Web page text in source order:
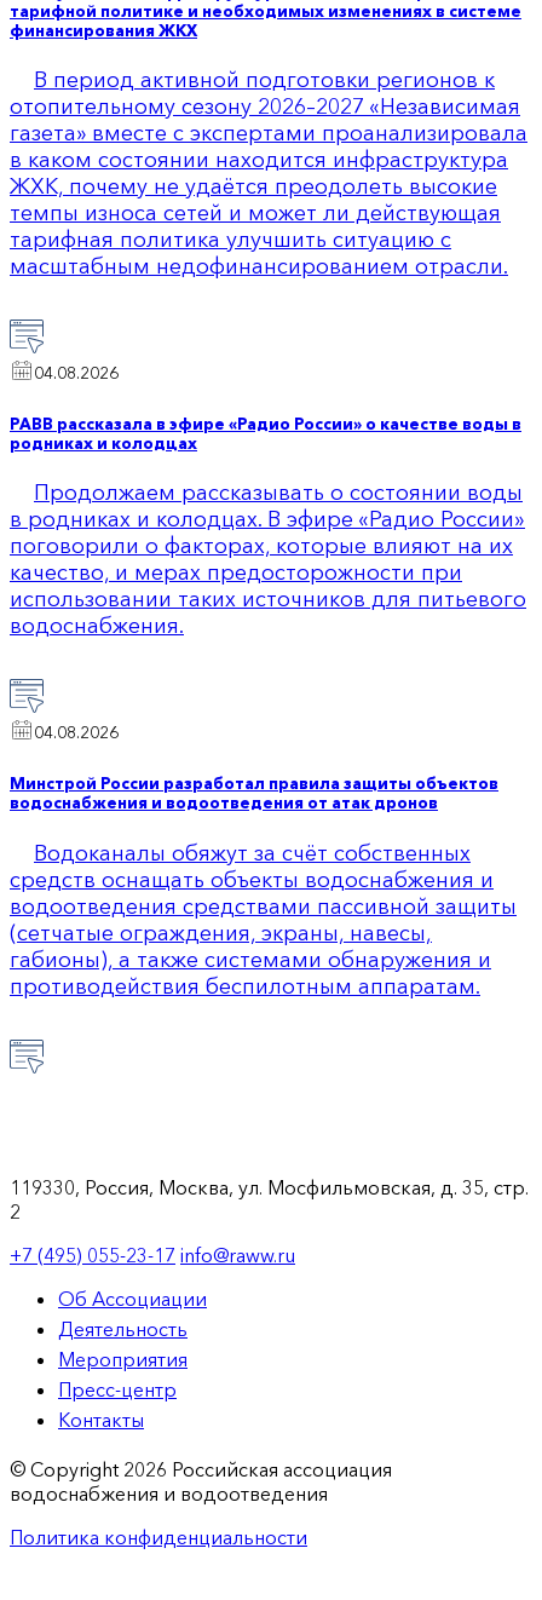
тарифной политике и необходимых изменениях в системе
финансирования ЖКХ
В период активной подготовки регионов к
отопительному сезону 2026–2027 «Независимая
газета» вместе с экспертами проанализировала
в каком состоянии находится инфраструктура
ЖХК, почему не удаётся преодолеть высокие
темпы износа сетей и может ли действующая
тарифная политика улучшить ситуацию с
масштабным недофинансированием отрасли.
04.08.2026
РАВВ рассказала в эфире «Радио России» о качестве воды в
родниках и колодцах
Продолжаем рассказывать о состоянии воды
в родниках и колодцах. В эфире «Радио России»
поговорили о факторах, которые влияют на их
качество, и мерах предосторожности при
использовании таких источников для питьевого
водоснабжения.
04.08.2026
Минстрой России разработал правила защиты объектов
водоснабжения и водоотведения от атак дронов
Водоканалы обяжут за счёт собственных
средств оснащать объекты водоснабжения и
водоотведения средствами пассивной защиты
(сетчатые ограждения, экраны, навесы,
габионы), а также системами обнаружения и
противодействия беспилотным аппаратам.
119330, Россия, Москва, ул. Мосфильмовская, д. 35, стр.
2
+7 (495) 055-23-17 info@raww.ru
Об Ассоциации
Деятельность
Мероприятия
Пресс-центр
Контакты
© Copyright 2026 Российская ассоциация
водоснабжения и водоотведения
Политика конфиденциальности